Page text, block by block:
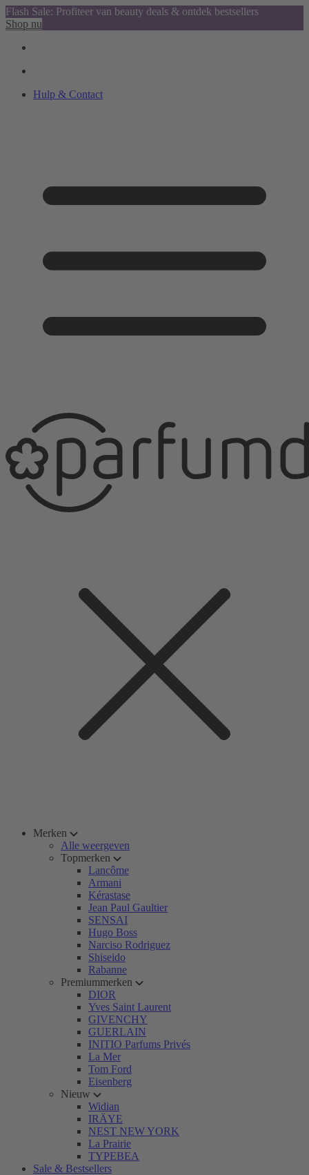
Flash Sale: Profiteer van beauty deals & ontdek bestsellers
Shop nu
Hulp & Contact
Merken
Alle weergeven
Topmerken
Lancôme
Armani
Kérastase
Jean Paul Gaultier
SENSAI
Hugo Boss
Narciso Rodriguez
Shiseido
Rabanne
Premiummerken
DIOR
Yves Saint Laurent
GIVENCHY
GUERLAIN
INITIO Parfums Privés
La Mer
Tom Ford
Eisenberg
Nieuw
Widian
IRÄYE
NEST NEW YORK
La Prairie
TYPEBEA
Sale & Bestsellers